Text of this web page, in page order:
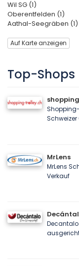
Wil SG (1)
Oberentfelden (1)
Aathal-Seegräben (1)
Auf Karte anzeigen
Top-Shops
MrLens
MrLens
Verkauf
Decantalo